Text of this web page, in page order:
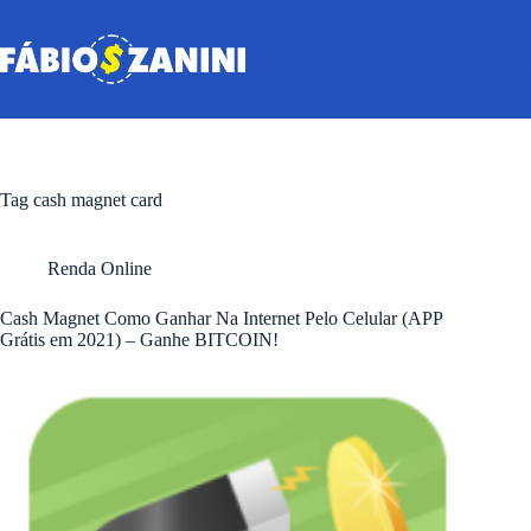
o
conteúdo
Tag cash magnet card
Renda Online
Cash Magnet Como Ganhar Na Internet Pelo Celular (APP
Grátis em 2021) – Ganhe BITCOIN!